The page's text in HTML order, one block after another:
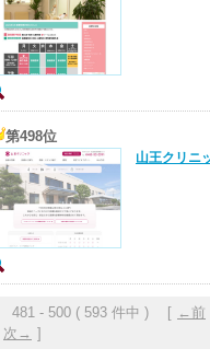
第498位
山王クリニ
481 - 500 ( 593 件中 ) [ ←前
次→ ]